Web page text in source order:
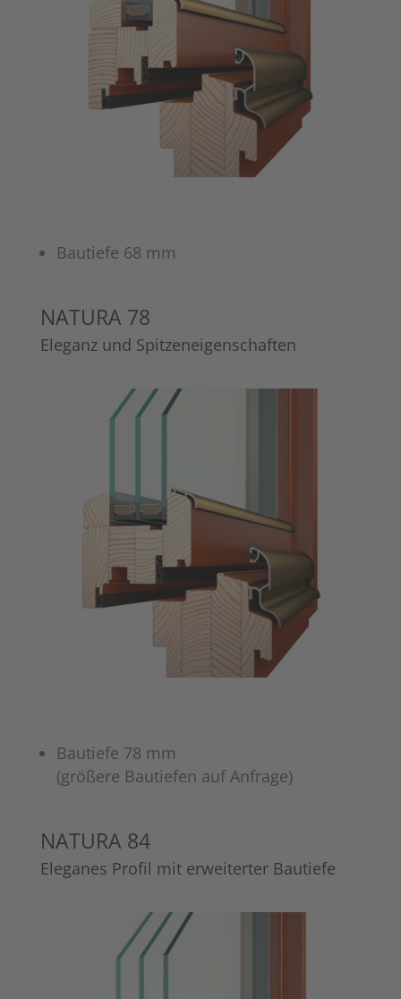
Bautiefe 68 mm
NATURA 78
Eleganz und Spitzeneigenschaften
Bautiefe 78 mm
(größere Bautiefen auf Anfrage)
NATURA 84
Eleganes Profil mit erweiterter Bautiefe